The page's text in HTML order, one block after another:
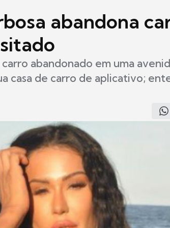
abandona
abandonado em uma
casa de carro de aplicativo;